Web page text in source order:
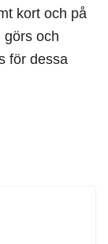
kort och på
görs och
för dessa